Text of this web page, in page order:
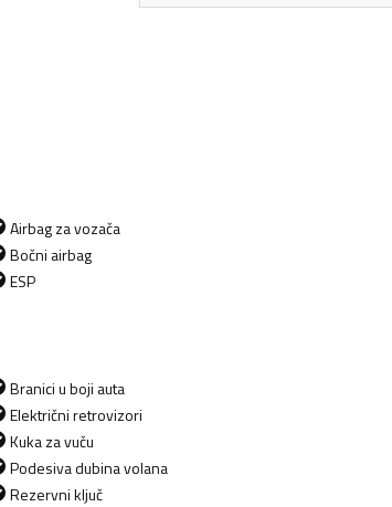
Airbag za vozača
Bočni airbag
ESP
Branici u boji auta
Električni retrovizori
Kuka za vuču
Podesiva dubina volana
Rezervni ključ